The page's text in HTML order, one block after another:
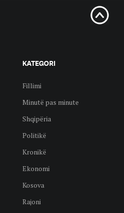
KATEGORI
Fillimi
Minutë pas minute
Shqipëria
Politikë
Kronikë
Ekonomi
Kosova
Rajoni